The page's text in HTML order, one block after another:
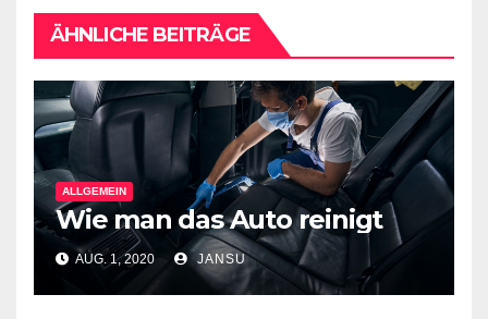
ÄHNLICHE BEITRÄGE
ALLGEMEIN
Wie man das Auto reinigt
AUG. 1, 2020 JANSU